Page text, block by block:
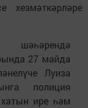
хезмәткәрләре
шәһәрендә
27 майда
Луиза
полиция
ире һәм